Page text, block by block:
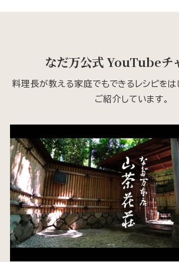
なだ万公式 YouTubeチ
料理長が教える家庭でもできるレシピをは
ご紹介しています。